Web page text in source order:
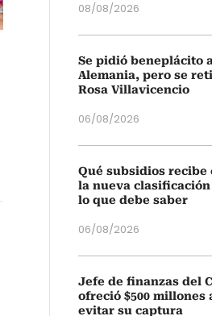
08/08/2026
Se pidió beneplácito
Alemania, pero se
Rosa Villavicencio
06/08/2026
Qué subsidios recibe
la nueva
lo que debe saber
06/08/2026
Jefe de finanzas del
ofreció $500 millones
evitar su captura